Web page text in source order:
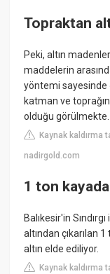
Topraktan
Peki, altın
maddelerin
yöntemi sayesinde
katman ve
olduğu görülmekte.
Kaynak kaldırma
nadirgold.com
1 ton
Balıkesir'in
altından çıkarılan
altın elde ediliyor.
Kaynak kaldırma